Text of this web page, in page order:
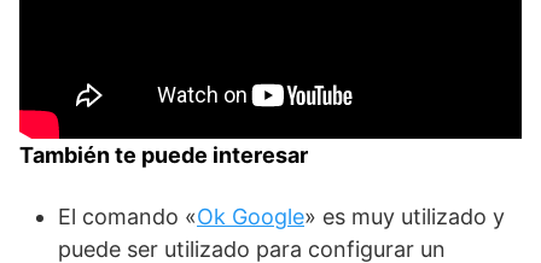
También te puede interesar
El comando «Ok Google» es muy utilizado y
puede ser utilizado para configurar un